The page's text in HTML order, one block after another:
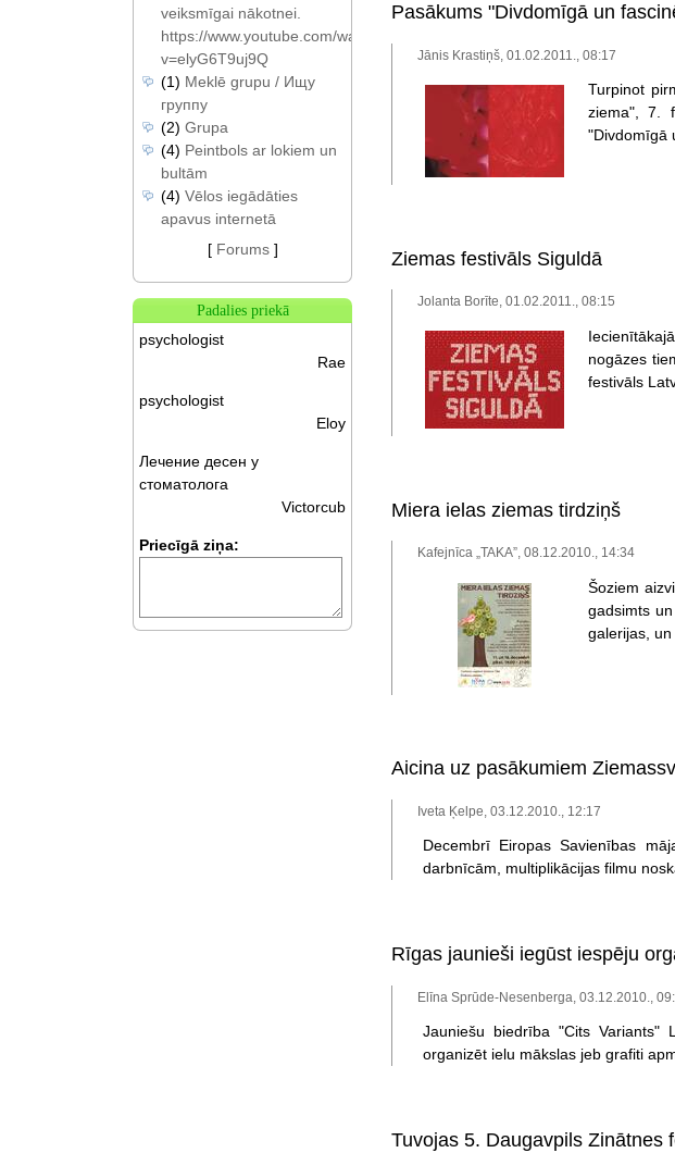
Pasākums "Divdomīgā un
Jānis Krastiņš, 01.02.2011., 08:17
Turpinot
ziema", 7.
"Divdomīgā
Ziemas festivāls Siguldā
Jolanta Borīte, 01.02.2011., 08:15
nogāzes
festivāls
Miera ielas ziemas tirdziņš
Kafejnīca „TAKA”, 08.12.2010., 14:34
Šoziem
gadsimts
galerijas,
Aicina uz pasākumiem
Iveta Ķelpe, 03.12.2010., 12:17
Decembrī Eiropas Savienības
darbnīcām, multiplikācijas filmu
Rīgas jaunieši iegūst iespēju
Elīna Sprūde-Nesenberga, 03.12.2010.,
Jauniešu biedrība "Cits Variants"
organizēt ielu mākslas jeb grafiti
Tuvojas 5. Daugavpils Zinātnes
veiksmīgai nākotnei.
https://www.youtube.com/watch?
v=elyG6T9uj9Q
(1) Meklē grupu / Ищу
группу
(2) Grupa
(4) Peintbols ar lokiem un
bultām
(4) Vēlos iegādāties
apavus internetā
[ Forums]
Padalies priekā
psychologist
Rae
psychologist
Eloy
Лечение десен у
стоматолога
Victorcub
Priecīgā ziņa: